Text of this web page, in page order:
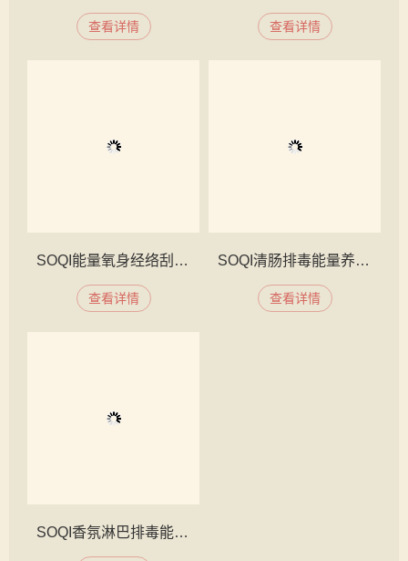
查看详情 查看详情
SOQI能量氧身经络刮痧电针灸
查看详情
SOQI清肠排毒能量养生工程
查看详情
SOQI香氛淋巴排毒能量养生工程